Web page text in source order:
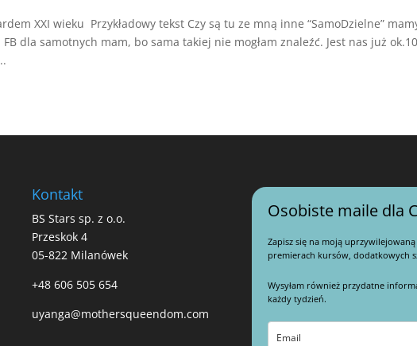
XXI wieku Przykładowy tekst Czy są tu ze mną inne “SamoDzielne”
FB dla samotnych mam, bo sama takiej nie mogłam znaleźć. Jest nas już
Kontakt
BS Stars sp. z o.o.
Przeskok 4
05-822 Milanówek
+48 606 505 654
uyanga@mothersqueendom.com
Osobiste maile dla
Zapisz się na moją
premierach kursów, dodatkowych
Wysyłam również przydatne
każdy tydzień.